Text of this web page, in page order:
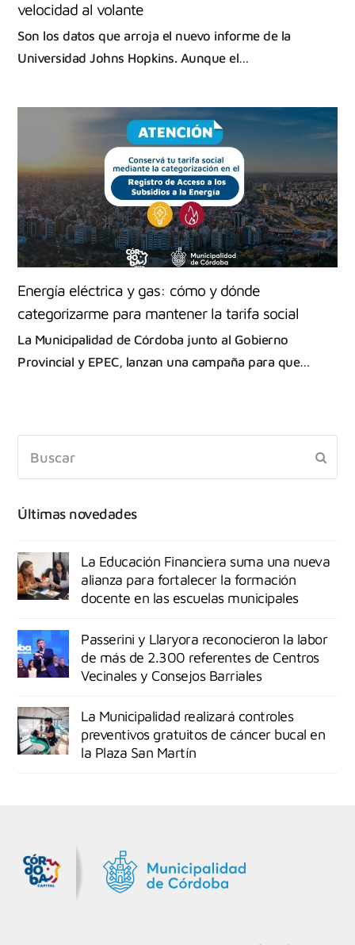
velocidad al volante
Son los datos que arroja el nuevo informe de la
Universidad Johns Hopkins. Aunque el…
Energía eléctrica y gas: cómo y dónde
categorizarme para mantener la tarifa social
La Municipalidad de Córdoba junto al Gobierno
Provincial y EPEC, lanzan una campaña para que…
Últimas novedades
La Educación Financiera suma una nueva
alianza para fortalecer la formación
docente en las escuelas municipales
Passerini y Llaryora reconocieron la labor
de más de 2.300 referentes de Centros
Vecinales y Consejos Barriales
La Municipalidad realizará controles
preventivos gratuitos de cáncer bucal en
la Plaza San Martín